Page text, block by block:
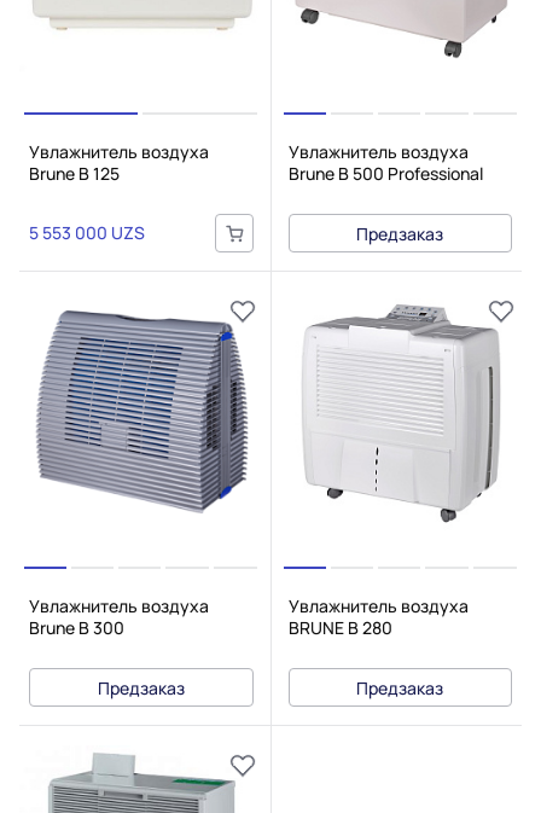
Увлажнитель воздуха
Brune B 125
5 553 000 UZS
Увлажнитель воздуха
Brune B 500 Professional
Предзаказ
Увлажнитель воздуха
Brune B 300
Предзаказ
Увлажнитель воздуха
BRUNE B 280
Предзаказ